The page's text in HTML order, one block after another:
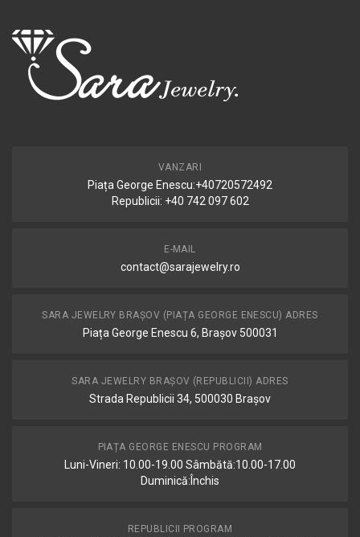
VANZARI
Piața George Enescu:+40720572492
Republicii: +40 742 097 602
E-MAIL
contact@sarajewelry.ro
SARA JEWELRY BRAȘOV (PIAȚA GEORGE ENESCU) ADRES
Piața George Enescu 6, Brașov 500031
SARA JEWELRY BRAȘOV (REPUBLICII) ADRES
Strada Republicii 34, 500030 Brașov
PIAȚA GEORGE ENESCU PROGRAM
Luni-Vineri: 10.00-19.00 Sâmbătă:10.00-17.00
Duminică:Închis
REPUBLICII PROGRAM